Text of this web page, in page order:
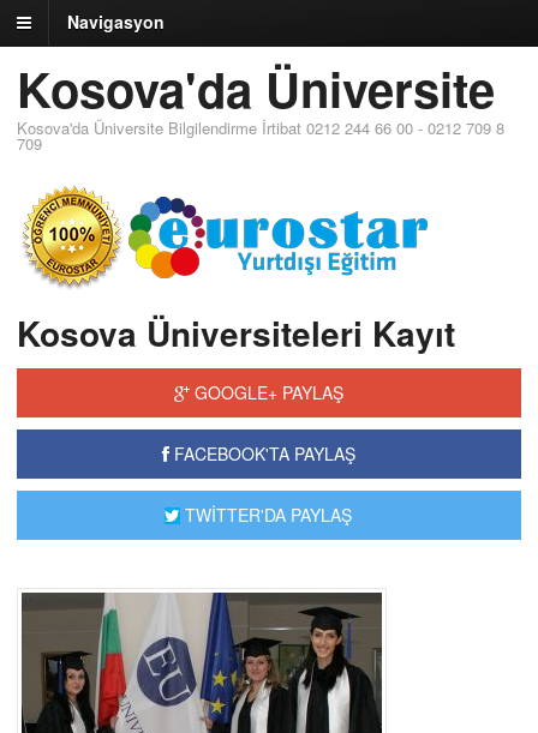
Navigasyon
Kosova'da Üniversite
Kosova'da Üniversite Bilgilendirme İrtibat 0212 244 66 00 - 0212 709 8
709
Kosova Üniversiteleri Kayıt
GOOGLE+ PAYLAŞ
FACEBOOK'TA PAYLAŞ
TWİTTER'DA PAYLAŞ